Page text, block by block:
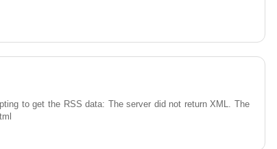
to get the RSS data: The server did not return XML. The